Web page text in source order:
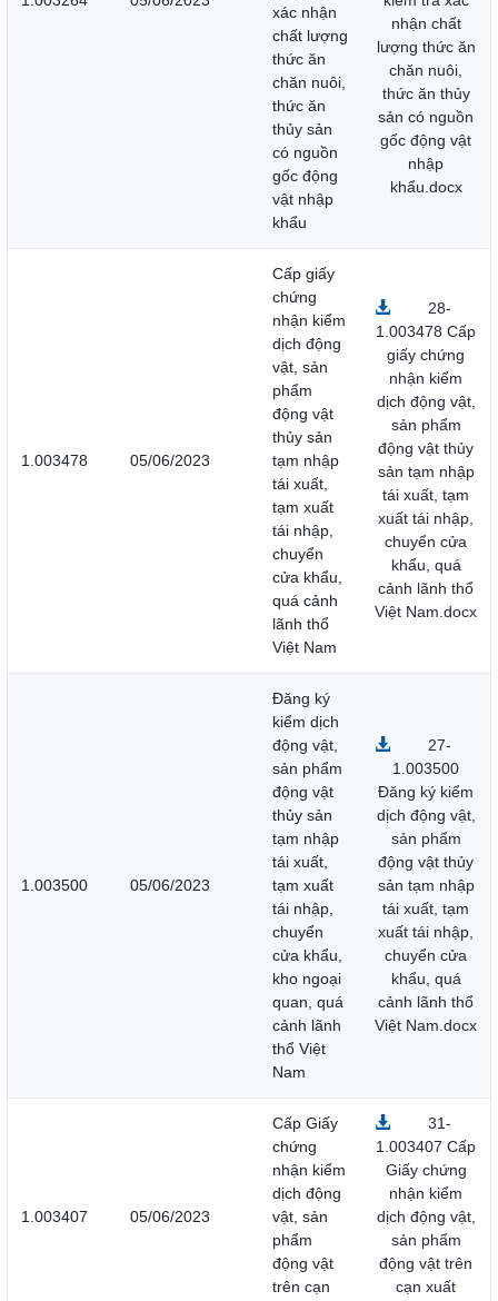
xác nhận
chất lượng
thức ăn
chăn nuôi,
thức ăn
thủy sản
có nguồn
gốc động
vật nhập
khẩu
nhận chất
lượng thức ăn
chăn nuôi,
thức ăn thủy
sản có nguồn
gốc động vật
nhập
khẩu.docx
1.003478 05/06/2023
Cấp giấy
chứng
nhận kiểm
dịch động
vật, sản
phẩm
động vật
thủy sản
tạm nhập
tái xuất,
tạm xuất
tái nhập,
chuyển
cửa khẩu,
quá cảnh
lãnh thổ
Việt Nam
28-
1.003478 Cấp
giấy chứng
nhận kiểm
dịch động vật,
sản phẩm
động vật thủy
sản tạm nhập
tái xuất, tạm
xuất tái nhập,
chuyển cửa
khẩu, quá
cảnh lãnh thổ
Việt Nam.docx
1.003500 05/06/2023
Đăng ký
kiểm dịch
động vật,
sản phẩm
động vật
thủy sản
tạm nhập
tái xuất,
tạm xuất
tái nhập,
chuyển
cửa khẩu,
kho ngoại
quan, quá
cảnh lãnh
thổ Việt
Nam
27-
1.003500
Đăng ký kiểm
dịch động vật,
sản phẩm
động vật thủy
sản tạm nhập
tái xuất, tạm
xuất tái nhập,
chuyển cửa
khẩu, quá
cảnh lãnh thổ
Việt Nam.docx
1.003407 05/06/2023
Cấp Giấy
chứng
nhận kiểm
dịch động
vật, sản
phẩm
động vật
trên cạn
31-
1.003407 Cấp
Giấy chứng
nhận kiểm
dịch động vật,
sản phẩm
động vật trên
cạn xuất